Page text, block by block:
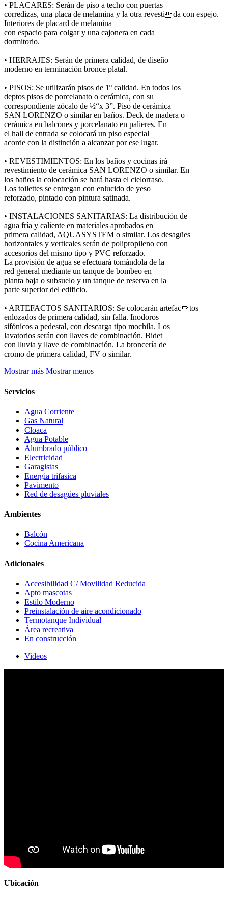
• PLACARES: Serán de piso a techo con puertas
corredizas, una placa de melamina y la otra revestida con espejo.
Interiores de placard de melamina
con espacio para colgar y una cajonera en cada
dormitorio.
• HERRAJES: Serán de primera calidad, de diseño
moderno en terminación bronce platal.
• PISOS: Se utilizarán pisos de 1º calidad. En todos los
deptos pisos de porcelanato o cerámica, con su
correspondiente zócalo de ½“x 3”. Piso de cerámica
SAN LORENZO o similar en baños. Deck de madera o
cerámica en balcones y porcelanato en palieres. En
el hall de entrada se colocará un piso especial
acorde con la distinción a alcanzar por ese lugar.
• REVESTIMIENTOS: En los baños y cocinas irá
revestimiento de cerámica SAN LORENZO o similar. En
los baños la colocación se hará hasta el cielorraso.
Los toilettes se entregan con enlucido de yeso
reforzado, pintado con pintura satinada.
• INSTALACIONES SANITARIAS: La distribución de
agua fría y caliente en materiales aprobados en
primera calidad, AQUASYSTEM o similar. Los desagües
horizontales y verticales serán de polipropileno con
accesorios del mismo tipo y PVC reforzado.
La provisión de agua se efectuará tomándola de la
red general mediante un tanque de bombeo en
planta baja o subsuelo y un tanque de reserva en la
parte superior del edificio.
• ARTEFACTOS SANITARIOS: Se colocarán artefactos
enlozados de primera calidad, sin falla. Inodoros
sifónicos a pedestal, con descarga tipo mochila. Los
lavatorios serán con llaves de combinación. Bidet
con lluvia y llave de combinación. La broncería de
cromo de primera calidad, FV o similar.
Mostrar más Mostrar menos
Servicios
Agua Corriente
Gas Natural
Cloaca
Agua Potable
Alumbrado público
Electricidad
Garagistas
Energia trifasica
Pavimento
Red de desagües pluviales
Ambientes
Balcón
Cocina Americana
Adicionales
Accesibilidad C/ Movilidad Reducida
Apto mascotas
Estilo Moderno
Preinstalación de aire acondicionado
Termotanque Individual
Área recreativa
En construcción
Videos
Ubicación